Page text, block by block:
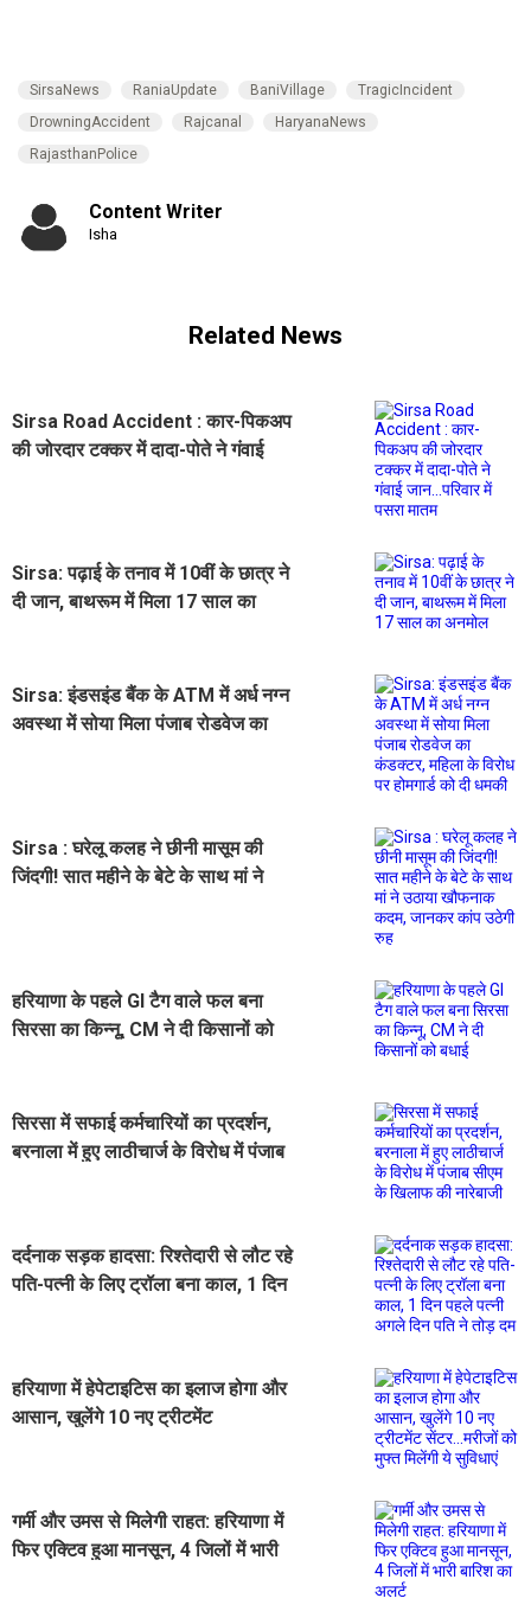
SirsaNews RaniaUpdate BaniVillage
TragicIncident
DrowningAccident
Rajcanal
HaryanaNews
RajasthanPolice
Content Writer
Isha
Related News
Sirsa Road Accident : कार-पिकअप
की जोरदार टक्कर में दादा-पोते ने गंवाई
Sirsa: पढ़ाई के तनाव में 10वीं के छात्र ने
दी जान, बाथरूम में मिला 17 साल का
Sirsa: इंडसइंड बैंक के ATM में अर्ध नग्न
अवस्था में सोया मिला पंजाब रोडवेज का
Sirsa : घरेलू कलह ने छीनी मासूम की
जिंदगी! सात महीने के बेटे के साथ मां ने
हरियाणा के पहले GI टैग वाले फल बना
सिरसा का किन्नू, CM ने दी किसानों को
सिरसा में सफाई कर्मचारियों का प्रदर्शन,
बरनाला में हुए लाठीचार्ज के विरोध में पंजाब
दर्दनाक सड़क हादसा: रिश्तेदारी से लौट रहे
पति-पत्नी के लिए ट्रॉला बना काल, 1 दिन
हरियाणा में हेपेटाइटिस का इलाज होगा और
आसान, खुलेंगे 10 नए ट्रीटमेंट
गर्मी और उमस से मिलेगी राहत: हरियाणा में
फिर एक्टिव हुआ मानसून, 4 जिलों में भारी